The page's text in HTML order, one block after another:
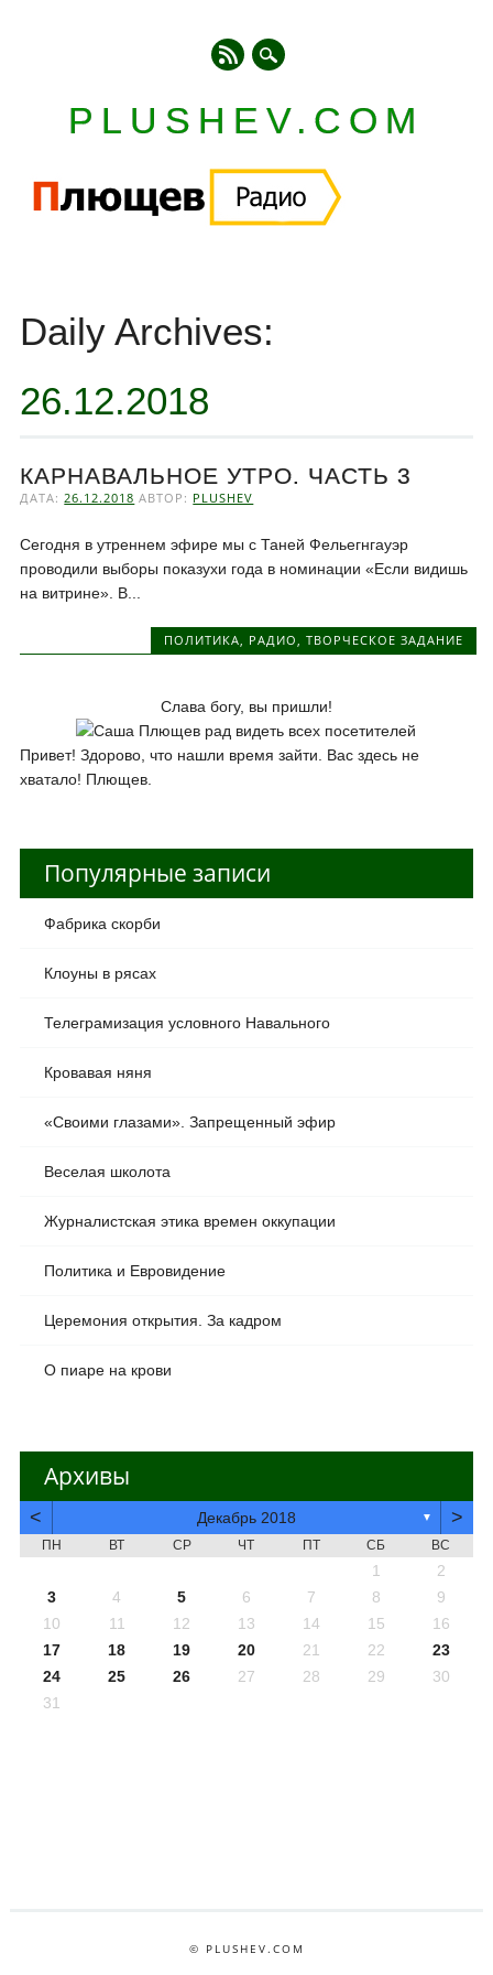
PLUSHEV.COM
content
Daily Archives:
26.12.2018
КАРНАВАЛЬНОЕ УТРО. ЧАСТЬ 3
ДАТА:26.12.2018 АВТОР: PLUSHEV
Сегодня в утреннем эфире мы с Таней Фельегнгауэр
проводили выборы показухи года в номинации «Если видишь
на витрине». В...
ПОЛИТИКА, РАДИО, ТВОРЧЕСКОЕ ЗАДАНИЕ
Слава богу, вы пришли!
Привет! Здорово, что нашли время зайти. Вас здесь не
хватало! Плющев.
Популярные записи
Фабрика скорби
Клоуны в рясах
Телеграмизация условного Навального
Кровавая няня
«Своими глазами». Запрещенный эфир
Веселая школота
Журналистская этика времен оккупации
Политика и Евровидение
Церемония открытия. За кадром
О пиаре на крови
Архивы
< Декабрь 2018 ▼ >
ПН ВТ СР ЧТ ПТ СБ ВС
1
2
3
4 5 6 7 8
9
10
11 12 13 14 15
16
17
18 19 20 21 22
23
24
25 26 27 28 29
30
31
© PLUSHEV.COM